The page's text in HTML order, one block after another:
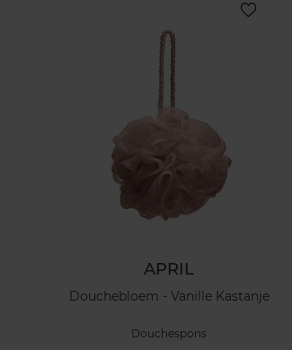
APRIL
Douchebloem - Vanille Kastanje
Douchespons